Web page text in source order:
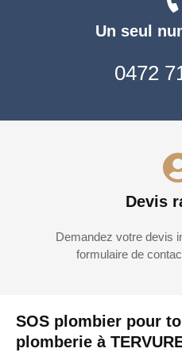
SOS plombier pour
plomberie à
Un seul
0472
Devis
Demandez votre devis
formulaire de